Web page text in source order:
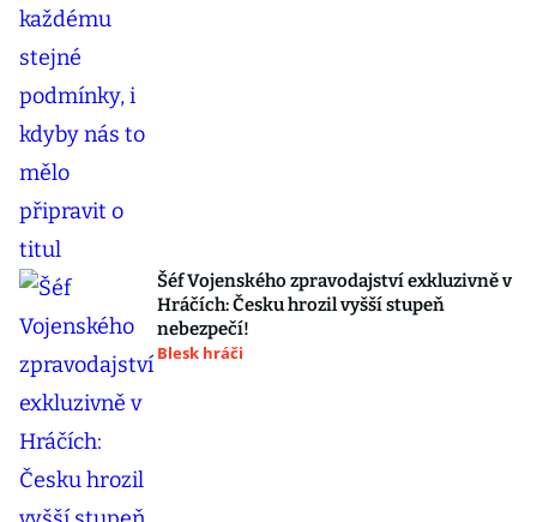
Šéf Vojenského zpravodajství exkluzivně v
Hráčích: Česku hrozil vyšší stupeň
nebezpečí!
Blesk hráči